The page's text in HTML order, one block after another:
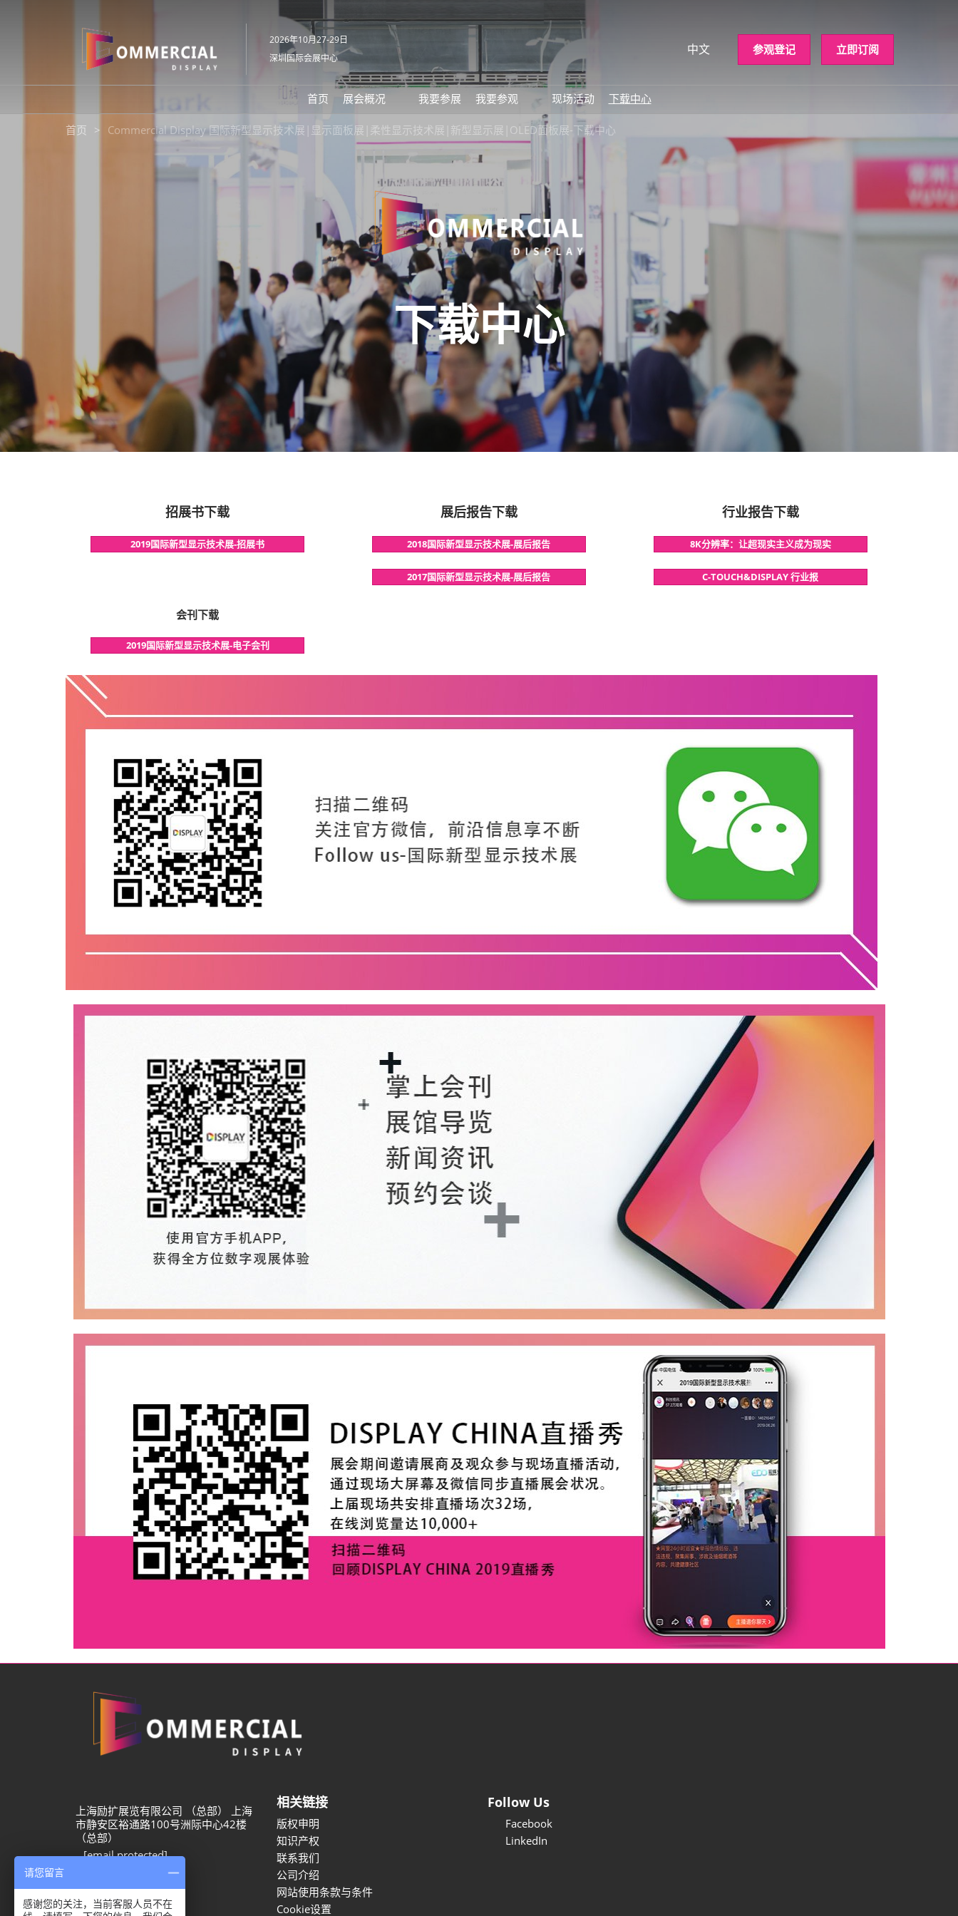
容
2026年10月27-29日
深圳国际会展中心
中文
English
参观登记 立即订阅
首页
展会概况
常见问题解答
我要参展
我要参观
特色展区
住宿酒店
RX Connect 励展通
现场活动 下载中心
首页 Commercial Display 国际新型显示技术展|显示面板展|柔性显示技术展|新型显示展|OLED面板展-下载中心
下载中心
招展书下载
2019国际新型显示技术展-招展书
展后报告下载
2018国际新型显示技术展-展后报告
2017国际新型显示技术展-展后报告
行业报告下载
8K分辨率：让超现实主义成为现实
C-TOUCH&DISPLAY 行业报
会刊下载
2019国际新型显示技术展-电子会刊
上海励扩展览有限公司 （总部） 上海
市静安区裕通路100号洲际中心42楼
（总部）
[email protected]
+86 755 2383 4541
相关链接
版权申明
知识产权
联系我们
公司介绍
网站使用条款与条件
Cookie设置
Follow Us
Facebook
LinkedIn
请您留言
感谢您的关注，当前客服人员不在